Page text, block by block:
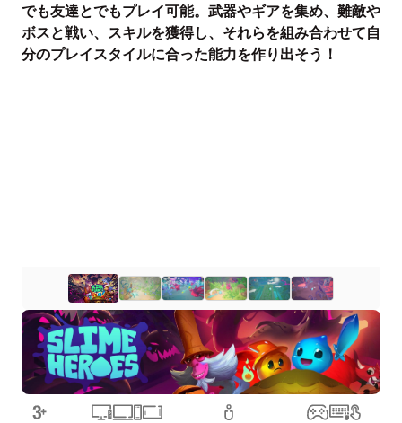
でも友達とでもプレイ可能。武器やギアを集め、難敵や
ボスと戦い、スキルを獲得し、それらを組み合わせて自
分のプレイスタイルに合った能力を作り出そう！